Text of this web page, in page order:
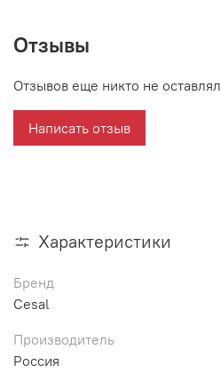
Отзывы
Отзывов еще никто не оставлял
Написать отзыв
Характеристики
Бренд
Cesal
Производитель
Россия